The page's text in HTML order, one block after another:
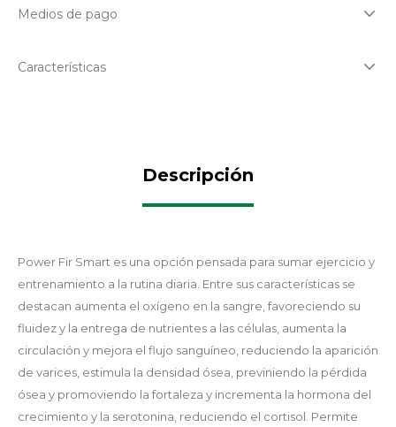
Medios de pago
Características
Descripción
Power Fir Smart es una opción pensada para sumar ejercicio y
entrenamiento a la rutina diaria. Entre sus características se
destacan aumenta el oxígeno en la sangre, favoreciendo su
fluidez y la entrega de nutrientes a las células, aumenta la
circulación y mejora el flujo sanguíneo, reduciendo la aparición
de varices, estimula la densidad ósea, previniendo la pérdida
ósea y promoviendo la fortaleza y incrementa la hormona del
crecimiento y la serotonina, reduciendo el cortisol. Permite